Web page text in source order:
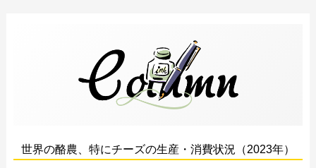
世界の酪農、特にチーズの生産・消費状況（2023年）